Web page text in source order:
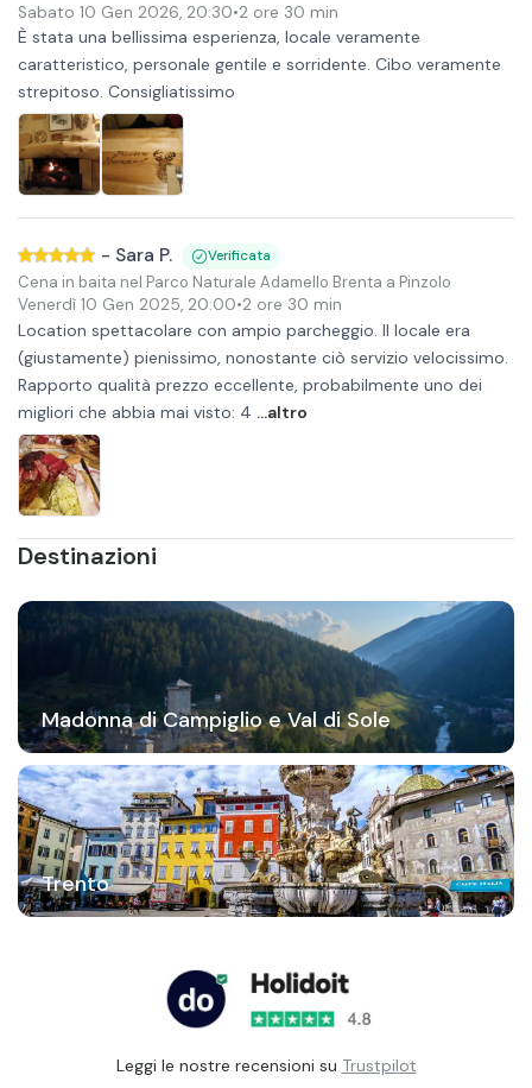
Sabato 10 Gen 2026, 20:30•2 ore 30 min
È stata una bellissima esperienza, locale veramente
caratteristico, personale gentile e sorridente. Cibo veramente
strepitoso. Consigliatissimo
- Sara P. Verificata
Cena in baita nel Parco Naturale Adamello Brenta a Pinzolo
Venerdì 10 Gen 2025, 20:00•2 ore 30 min
Location spettacolare con ampio parcheggio. Il locale era
(giustamente) pienissimo, nonostante ciò servizio velocissimo.
Rapporto qualità prezzo eccellente, probabilmente uno dei
migliori che abbia mai visto: 4 ...altro
Destinazioni
Madonna di Campiglio e Val di Sole
Trento
Leggi le nostre recensioni su Trustpilot